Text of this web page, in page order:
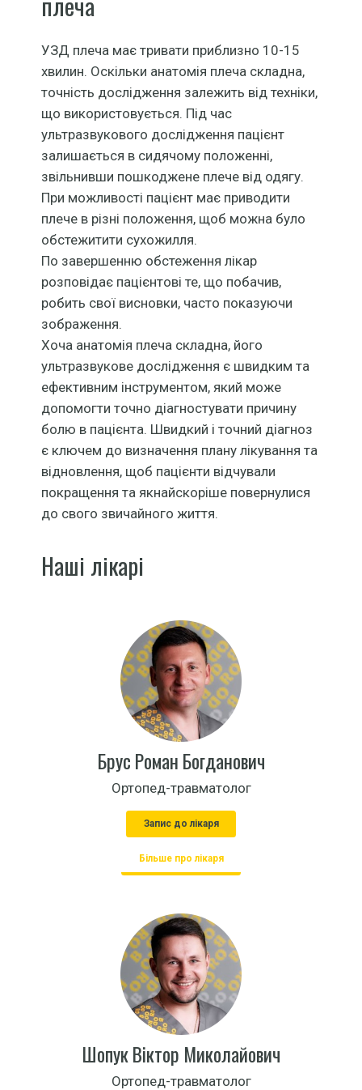
УЗД плеча має тривати приблизно 10-15
хвилин. Оскільки анатомія плеча складна,
точність дослідження залежить від техніки,
що використовується. Під час
ультразвукового дослідження пацієнт
залишається в сидячому положенні,
звільнивши пошкоджене плече від одягу.
При можливості пацієнт має приводити
плече в різні положення, щоб можна було
обстежитити сухожилля.
По завершенню обстеження лікар
розповідає пацієнтові те, що побачив,
робить свої висновки, часто показуючи
зображення.
Хоча анатомія плеча складна, його
ультразвукове дослідження є швидким та
ефективним інструментом, який може
допомогти точно діагностувати причину
болю в пацієнта. Швидкий і точний діагноз
є ключем до визначення плану лікування та
відновлення, щоб пацієнти відчували
покращення та якнайскоріше повернулися
до свого звичайного життя.
Наші лікарі
Брус Роман Богданович
Ортопед-травматолог
Запис до лікаря
Більше про лікаря
Шопук Віктор Миколайович
Ортопед-травматолог